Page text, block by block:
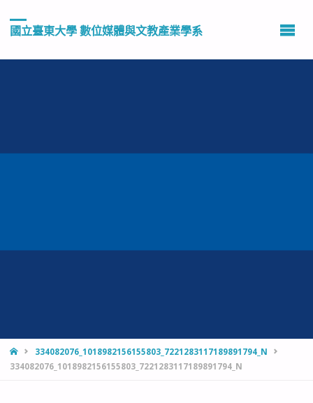
國立臺東大學 數位媒體與文教產業學系
HOME334082076_1018982156155803_7221283117189891794_N
334082076_1018982156155803_7221283117189891794_N